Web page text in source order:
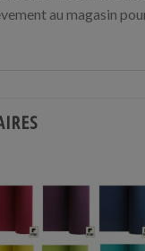
au magasin